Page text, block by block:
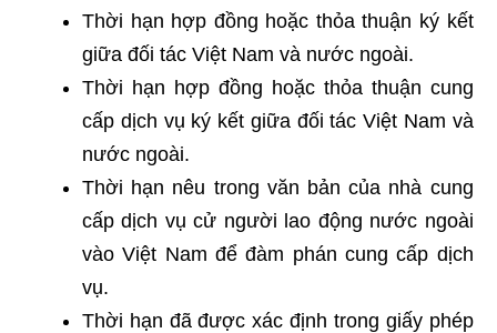
Thời hạn hợp đồng hoặc thỏa thuận ký kết
giữa đối tác Việt Nam và nước ngoài.
Thời hạn hợp đồng hoặc thỏa thuận cung
cấp dịch vụ ký kết giữa đối tác Việt Nam và
nước ngoài.
Thời hạn nêu trong văn bản của nhà cung
cấp dịch vụ cử người lao động nước ngoài
vào Việt Nam để đàm phán cung cấp dịch
vụ.
Thời hạn đã được xác định trong giấy phép